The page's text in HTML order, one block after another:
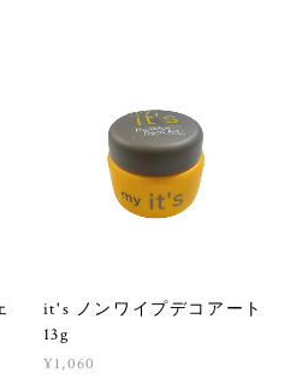
it's ノンワイプデコアート
13g
¥1,060